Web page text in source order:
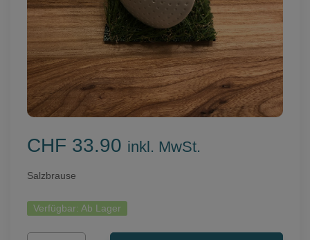
CHF 33.90 inkl. MwSt.
Salzbrause
Verfügbar: Ab Lager